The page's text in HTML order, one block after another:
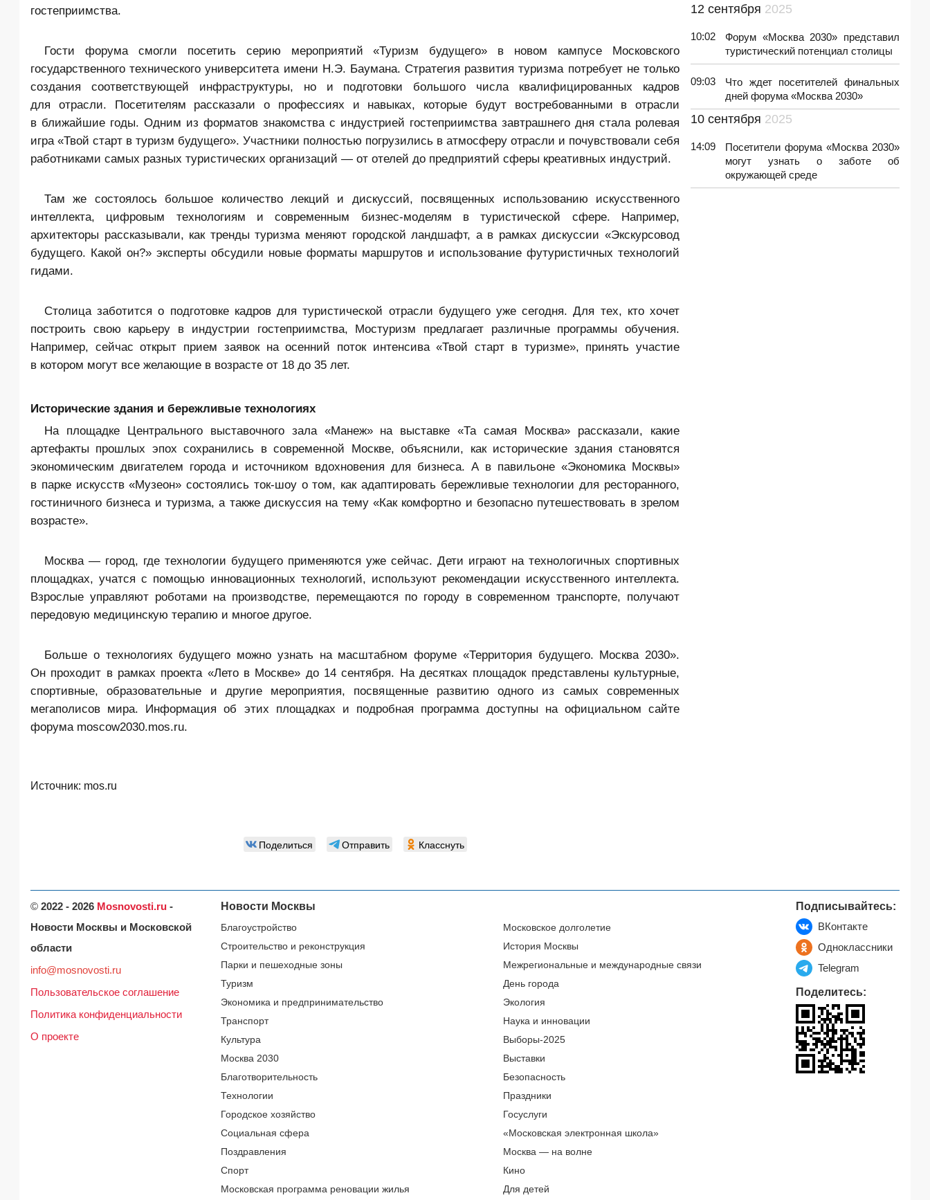
гостеприимства.
Гости форума смогли посетить серию мероприятий «Туризм будущего» в новом кампусе Московского
государственного технического университета имени Н.Э. Баумана. Стратегия развития туризма потребует не только
создания соответствующей инфраструктуры, но и подготовки большого числа квалифицированных кадров
для отрасли. Посетителям рассказали о профессиях и навыках, которые будут востребованными в отрасли
в ближайшие годы. Одним из форматов знакомства с индустрией гостеприимства завтрашнего дня стала ролевая
игра «Твой старт в туризм будущего». Участники полностью погрузились в атмосферу отрасли и почувствовали себя
работниками самых разных туристических организаций — от отелей до предприятий сферы креативных индустрий.
Там же состоялось большое количество лекций и дискуссий, посвященных использованию искусственного
интеллекта, цифровым технологиям и современным бизнес-моделям в туристической сфере. Например,
архитекторы рассказывали, как тренды туризма меняют городской ландшафт, а в рамках дискуссии «Экскурсовод
будущего. Какой он?» эксперты обсудили новые форматы маршрутов и использование футуристичных технологий
гидами.
Столица заботится о подготовке кадров для туристической отрасли будущего уже сегодня. Для тех, кто хочет
построить свою карьеру в индустрии гостеприимства, Мостуризм предлагает различные программы обучения.
Например, сейчас открыт прием заявок на осенний поток интенсива «Твой старт в туризме», принять участие
в котором могут все желающие в возрасте от 18 до 35 лет.
Исторические здания и бережливые технологиях
На площадке Центрального выставочного зала «Манеж» на выставке «Та самая Москва» рассказали, какие
артефакты прошлых эпох сохранились в современной Москве, объяснили, как исторические здания становятся
экономическим двигателем города и источником вдохновения для бизнеса. А в павильоне «Экономика Москвы»
в парке искусств «Музеон» состоялись ток-шоу о том, как адаптировать бережливые технологии для ресторанного,
гостиничного бизнеса и туризма, а также дискуссия на тему «Как комфортно и безопасно путешествовать в зрелом
возрасте».
Москва — город, где технологии будущего применяются уже сейчас. Дети играют на технологичных спортивных
площадках, учатся с помощью инновационных технологий, используют рекомендации искусственного интеллекта.
Взрослые управляют роботами на производстве, перемещаются по городу в современном транспорте, получают
передовую медицинскую терапию и многое другое.
Больше о технологиях будущего можно узнать на масштабном форуме «Территория будущего. Москва 2030».
Он проходит в рамках проекта «Лето в Москве» до 14 сентября. На десятках площадок представлены культурные,
спортивные, образовательные и другие мероприятия, посвященные развитию одного из самых современных
мегаполисов мира. Информация об этих площадках и подробная программа доступны на официальном сайте
форума moscow2030.mos.ru.
Источник: mos.ru
Поделиться Отправить Класснуть
12 сентября 2025
10:02
Форум «Москва 2030» представил
туристический потенциал столицы
09:03
Что ждет посетителей финальных
дней форума «Москва 2030»
10 сентября 2025
14:09
Посетители форума «Москва 2030»
могут узнать о заботе об
окружающей среде
© 2022 - 2026 Mosnovosti.ru -
Новости Москвы и Московской
области
info@mosnovosti.ru
Пользовательское соглашение
Политика конфиденциальности
О проекте
Новости Москвы
Благоустройство
Строительство и реконструкция
Парки и пешеходные зоны
Туризм
Экономика и предпринимательство
Транспорт
Культура
Москва 2030
Благотворительность
Технологии
Городское хозяйство
Социальная сфера
Поздравления
Спорт
Московская программа реновации жилья
Московское долголетие
История Москвы
Межрегиональные и международные связи
День города
Экология
Наука и инновации
Выборы-2025
Выставки
Безопасность
Праздники
Госуслуги
«Московская электронная школа»
Москва — на волне
Кино
Для детей
Подписывайтесь:
ВКонтакте
Одноклассники
Telegram
Поделитесь: